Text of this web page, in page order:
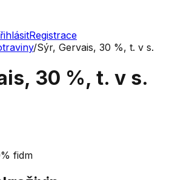
Registrace
/Sýr, Gervais, 30 %, t. v s.
30 %, t. v s.
fidm